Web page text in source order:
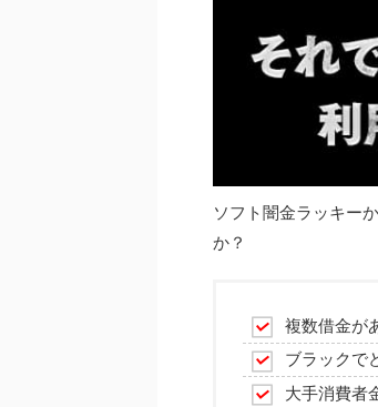
ソフト闇金ラッキー
か？
複数借金が
ブラックで
大手消費者